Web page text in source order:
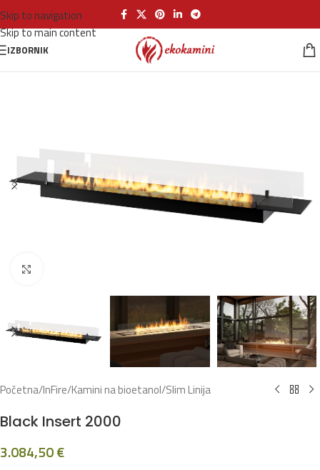
Skip to navigation
Skip to main content
IZBORNIK
Početna/InFire/Kamini na bioetanol/Slim Linija
Black Insert 2000
3.084,50€